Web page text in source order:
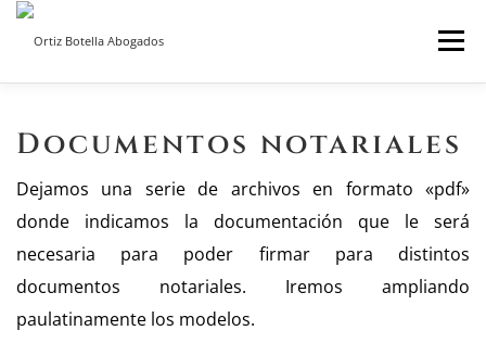
Saltar
Menú
BLOG
Documentos notariales
Dejamos una serie de archivos en formato «pdf»
donde indicamos la documentación que le será
necesaria para poder firmar para distintos
documentos notariales. Iremos ampliando
paulatinamente los modelos.